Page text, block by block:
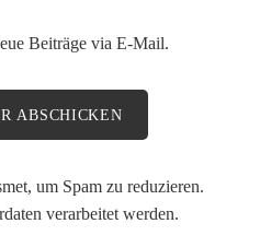
Beiträge via E-Mail.
um Spam zu reduzieren.
verarbeitet werden.